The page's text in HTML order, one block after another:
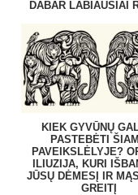
DABAR LABIAUSIAI
KIEK GYVŪNŲ
PASTEBĖTI
PAVEIKSLĖLYJE?
ILIUZIJA, KURI
JŪSŲ DĖMESĮ IR
GREITĮ